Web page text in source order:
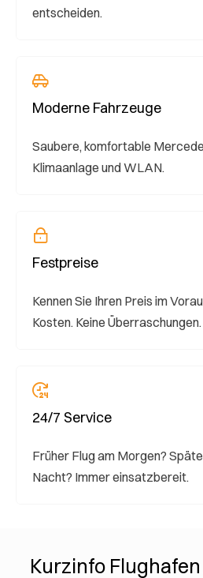
entscheiden.
Moderne Fahrzeuge
Saubere, komfortable
Klimaanlage und WLAN.
Festpreise
Kennen Sie Ihren Preis im
Kosten. Keine Überraschungen.
24/7 Service
Früher Flug am Morgen?
Nacht? Immer einsatzbereit.
Kurzinfo